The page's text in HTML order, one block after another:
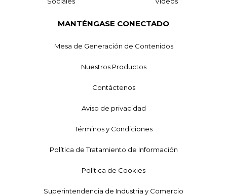
MANTÉNGASE CONECTADO
Mesa de Generación de Contenidos
Nuestros Productos
Contáctenos
Aviso de privacidad
Términos y Condiciones
Política de Tratamiento de Información
Política de Cookies
Superintendencia de Industria y Comercio